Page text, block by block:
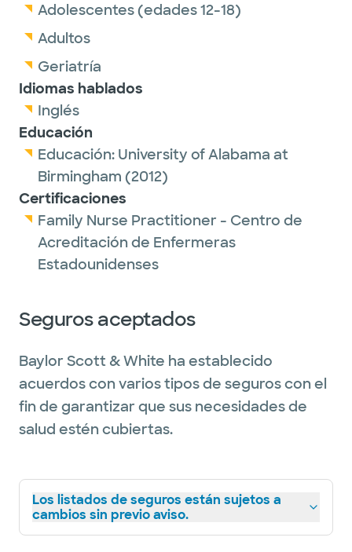
Adolescentes (edades 12-18)
Adultos
Geriatría
Idiomas hablados
Inglés
Educación
Educación: University of Alabama at
Birmingham (2012)
Certificaciones
Family Nurse Practitioner - Centro de
Acreditación de Enfermeras
Estadounidenses
Seguros aceptados
Baylor Scott & White ha establecido
acuerdos con varios tipos de seguros con el
fin de garantizar que sus necesidades de
salud estén cubiertas.
Los listados de seguros están sujetos a
cambios sin previo aviso.